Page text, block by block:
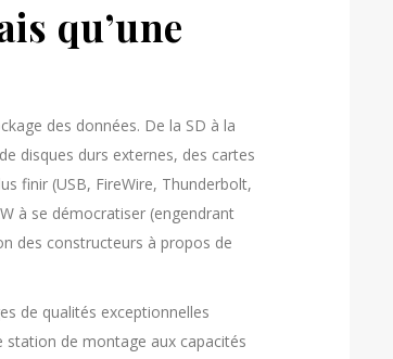
qu’une
des données. De la SD à la
disques durs externes, des cartes
finir (USB, FireWire, Thunderbolt,
à se démocratiser (engendrant
des constructeurs à propos de
de qualités exceptionnelles
station de montage aux capacités